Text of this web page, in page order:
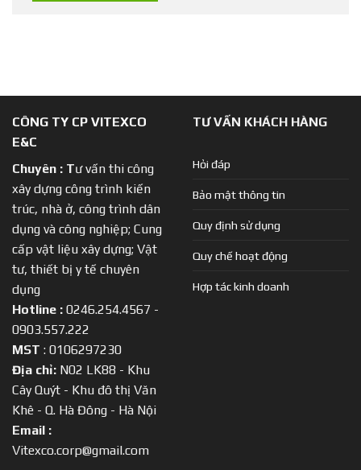
CÔNG TY CP VITEXCO
E&C
Chuyên : Tư vấn thi công
xây dựng công trình kiến
trúc, nhà ở, công trình dân
dụng và công nghiệp; Cung
cấp vật liệu xây dựng; Vật
tư, thiết bị y tế chuyên
dụng
Hotline : 0246.254.4567 -
0903.557.222
MST : 0106297230
Địa chỉ: N02 LK88 - Khu
Cây Quýt - Khu đô thị Văn
Khê - Q. Hà Đông - Hà Nội
Email :
Vitexco.corp@gmail.com
TƯ VẤN KHÁCH HÀNG
Hỏi đáp
Bảo mật thông tin
Quy định sử dụng
Quy chế hoạt động
Hợp tác kinh doanh